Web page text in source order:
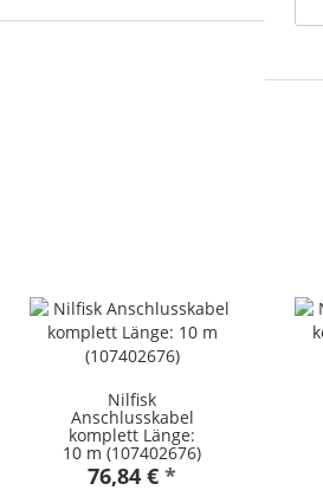
Nilfisk
Anschlusskabel
komplett Länge:
10 m (107402676)
76,84 € *